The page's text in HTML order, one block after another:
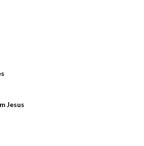
Jesus